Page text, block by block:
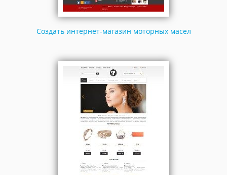
Создать интернет-магазин моторных масел